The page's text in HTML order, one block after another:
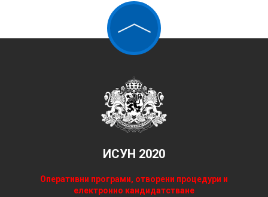
ИСУН 2020
Оперативни програми, отворени процедури и
електронно кандидатстване